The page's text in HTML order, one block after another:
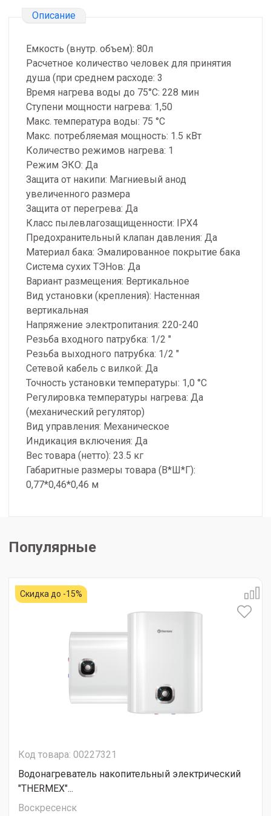
Описание
Емкость (внутр. объем): 80л
Расчетное количество человек для принятия
душа (при среднем расходе: 3
Время нагрева воды до 75°С: 228 мин
Ступени мощности нагрева: 1,50
Макс. температура воды: 75 °С
Макс. потребляемая мощность: 1.5 кВт
Количество режимов нагрева: 1
Режим ЭКО: Да
Защита от накипи: Магниевый анод
увеличенного размера
Защита от перегрева: Да
Класс пылевлагозащищенности: IPX4
Предохранительный клапан давления: Да
Материал бака: Эмалированное покрытие бака
Система сухих ТЭНов: Да
Вариант размещения: Вертикальное
Вид установки (крепления): Настенная
вертикальная
Напряжение электропитания: 220-240
Резьба входного патрубка: 1/2 "
Резьба выходного патрубка: 1/2 "
Сетевой кабель с вилкой: Да
Точность установки температуры: 1,0 °С
Регулировка температуры нагрева: Да
(механический регулятор)
Вид управления: Механическое
Индикация включения: Да
Вес товара (нетто): 23.5 кг
Габаритные размеры товара (В*Ш*Г):
0,77*0,46*0,46 м
Популярные
Скидка до -15%
Код товара: 00227321
Водонагреватель накопительный электрический
"THERMEX"...
Воскресенск